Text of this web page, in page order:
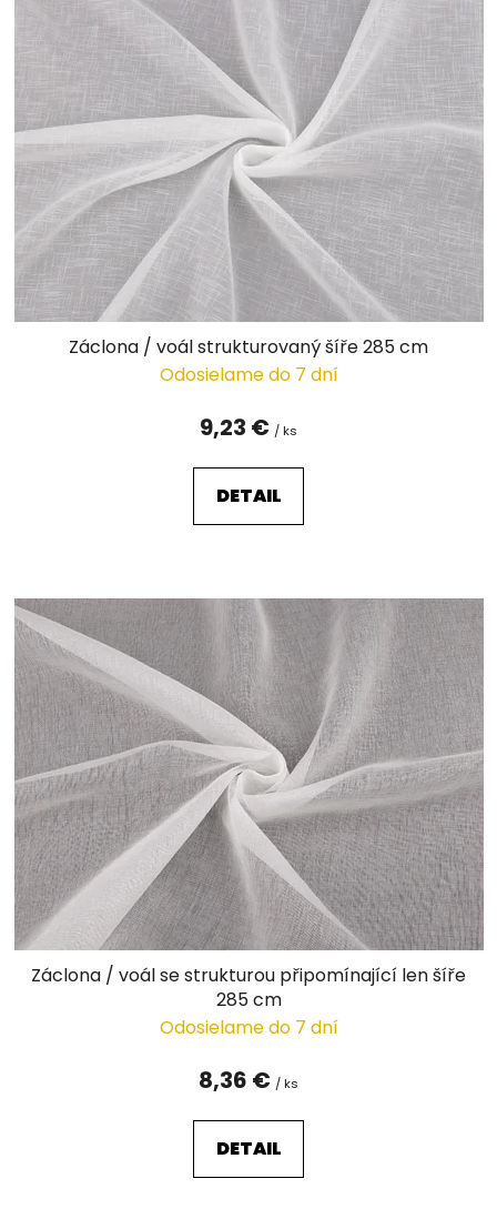
s
p
r
o
u
k
t
o
Záclona / voál strukturovaný šíře 285 cm
Odosielame do 7 dní
9,23 € / ks
DETAIL
Záclona / voál se strukturou připomínající len šíře
285 cm
Odosielame do 7 dní
8,36 € / ks
DETAIL